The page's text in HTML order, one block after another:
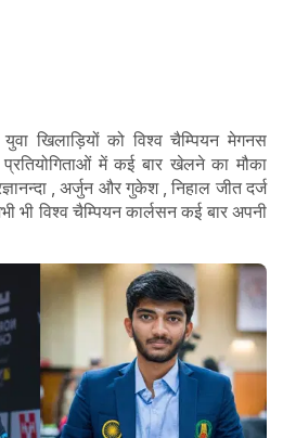
खिलाड़ियों को विश्व चैम्पियन मेगनस
में कई बार खेलने का मौका
, अर्जुन और गुकेश , निहाल जीत दर्ज
भी विश्व चैम्पियन कार्लसन कई बार अपनी